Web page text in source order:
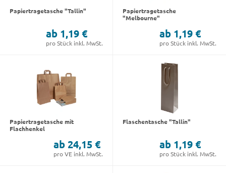
Papiertragetasche "Tallin"
ab 1,19 €
pro Stück inkl. MwSt.
Papiertragetasche
"Melbourne"
ab 1,19 €
pro Stück inkl. MwSt.
Papiertragetasche mit
Flachhenkel
ab 24,15 €
pro VE inkl. MwSt.
Flaschentasche "Tallin"
ab 1,19 €
pro Stück inkl. MwSt.